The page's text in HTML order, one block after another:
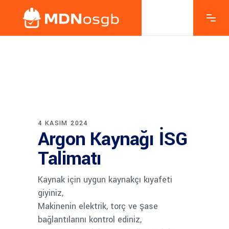
4 KASIM 2024
Argon Kaynağı İSG
Talimatı
Kaynak için uygun kaynakçı kıyafeti
giyiniz,
Makinenin elektrik, torç ve şase
bağlantılarını kontrol ediniz,